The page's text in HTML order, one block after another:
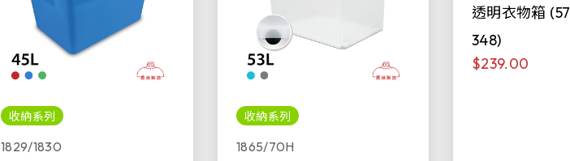
收納系列
1829/1830
收納系列
1865/70H
透明衣物箱
348)
$239.00